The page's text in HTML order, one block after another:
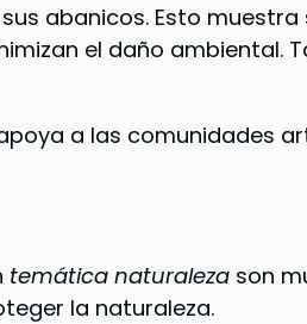
abanicos. Esto
el daño ambiental.
a las comunidades
temática naturaleza son
la naturaleza.